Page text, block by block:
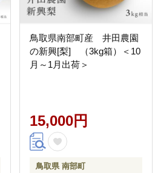
鳥取県南部町産 井田農園
の新興[梨] （3kg箱）＜10
月～1月出荷＞
15,000円
鳥取県 南部町